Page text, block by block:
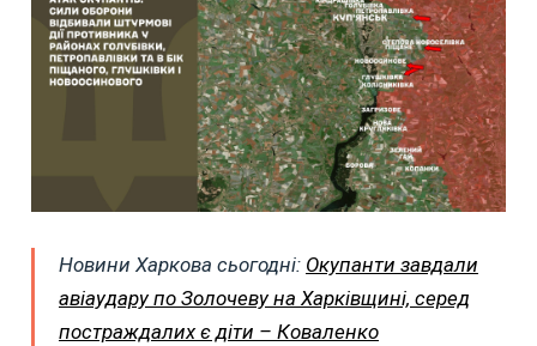
Новини Харкова сьогодні: Окупанти завдали
авіаудару по Золочеву на Харківщині, серед
постраждалих є діти – Коваленко